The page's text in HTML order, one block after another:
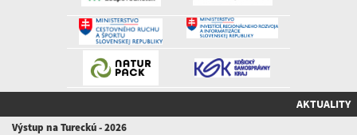
AKTUALITY
Výstup na Tureckú - 2026